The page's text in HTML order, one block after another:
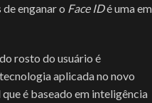
enganar o Face IDé uma em
rosto do usuário é
aplicada no novo
que é baseado em inteligência